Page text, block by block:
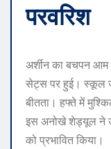
परवरिश
अर्शीन का बचपन
सेट्स पर हुई। स्कूल
बीतता। हफ्ते में
इस अनोखे शेड्यूल ने
को प्रभावित किया।